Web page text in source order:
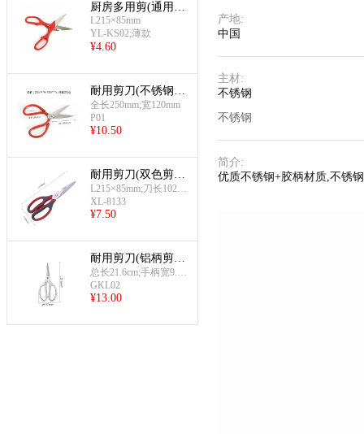
厨房多用剪(通用
型-红色薄款)
L215×85mm
YL-KS02;薄款
¥4.60
耐用剪刀(不锈钢剪
刀)
全长250mm;宽120mm
P01
¥10.50
耐用剪刀(双色剪刀
L215)
L215×85mm;刀长102m
m;手柄长113mm
XL-8133
¥7.50
耐用剪刀(铝柄剪
刀)
总长21.6cm;手柄宽9.7c
m;手柄厚1.3cm;约200g
GKL02
¥13.00
产地:
中国
主材:
不锈钢
不锈钢
简介:
优质不锈钢+胶柄材质,不锈